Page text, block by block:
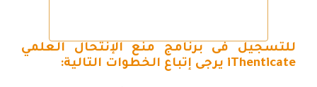
للتسجيل فى برنامج منع الإنتحال العلمي
iThenticate يرجى إتباع الخطوات التالية: